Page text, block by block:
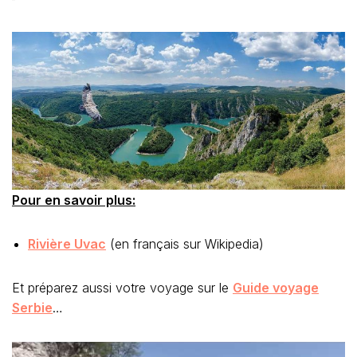
Pour en savoir plus:
Rivière Uvac (en français sur Wikipedia)
Et préparez aussi votre voyage sur le Guide voyage
Serbie…